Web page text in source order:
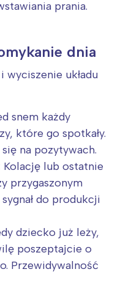
prania.
dnia
układu
snem każdy
które go spotkały.
na pozytywach.
Kolację lub ostatnie
przygaszonym
do produkcji
dziecko już leży,
poszeptajcie o
Przewidywalność
z
Śląsk
Kraków
Południe
Północ